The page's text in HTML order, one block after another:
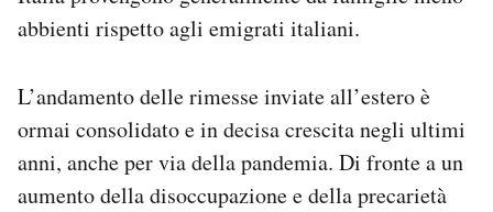
abbienti rispetto agli emigrati italiani.
L’andamento delle rimesse inviate all’estero è
ormai consolidato e in decisa crescita negli ultimi
anni, anche per via della pandemia. Di fronte a un
aumento della disoccupazione e della precarietà